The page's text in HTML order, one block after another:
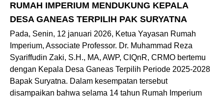
RUMAH IMPERIUM MENDUKUNG KEPALA
DESA GANEAS TERPILIH PAK SURYATNA
Pada, Senin, 12 januari 2026, Ketua Yayasan Rumah
Imperium, Associate Professor. Dr. Muhammad Reza
Syariffudin Zaki, S.H., MA, AWP, CIQnR, CRMO bertemu
dengan Kepala Desa Ganeas Terpilih Periode 2025-2028
Bapak Suryatna. Dalam kesempatan tersebut
disampaikan bahwa selama 14 tahun Rumah Imperium